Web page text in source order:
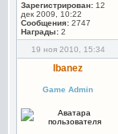
Зарегистрирован: 12
дек 2009, 10:22
Сообщения: 2747
Награды: 2
19 ноя 2010, 15:34
Ibanez
Game Admin